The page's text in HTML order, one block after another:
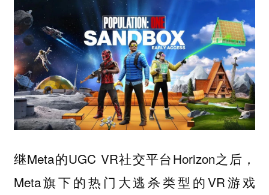
继Meta的UGC VR社交平台Horizon之后，
Meta旗下的热门大逃杀类型的VR游戏